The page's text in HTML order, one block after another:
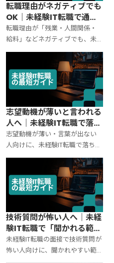
転職理由がネガティブでも
OK｜未経験IT転職で通る
言い換えテンプレ
転職理由が「残業・人間関係・
給料」などネガティブでも、未
経験IT転職で通る言い換えは作れ
ます。落ちるNG例を避けつつ、
納得感が出る回答テンプレと例
文を用意しました。
志望動機が薄いと言われる
人へ｜未経験IT転職で落ち
ない最低ライン
志望動機が薄い・言葉が出ない
人向けに、未経験IT転職で落ちな
い志望動機の「最低ライン」を
解説。会社選びの軸、刺さる構
成（共感→理由→貢献）、その
まま使えるテンプレとNG例を整
技術質問が怖い人へ｜未経
験IT転職で「聞かれる範
囲」を固定する方法
未経験IT転職の面接で技術質問が
怖い人向けに、聞かれやすい範